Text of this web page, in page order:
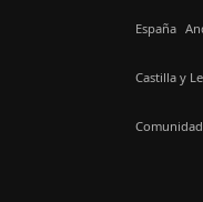
España
Castilla y